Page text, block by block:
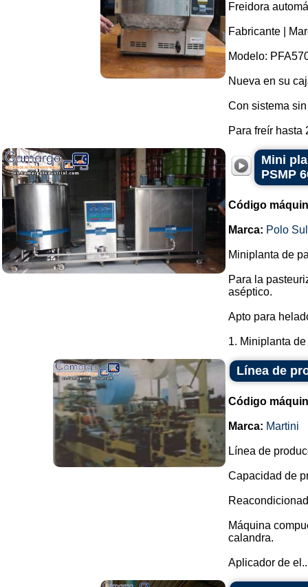
Freidora
Fabricante |
Modelo:
Nueva en su
Con sistema
Para freír hasta
Mini
PSMP
Código
Marca: Polo
Miniplanta de
Para la
aséptico.
Apto para
1. Miniplanta
Línea de
Código
Marca: Martini
Línea de
Capacidad de
Máquina
calandra.
Aplicador de